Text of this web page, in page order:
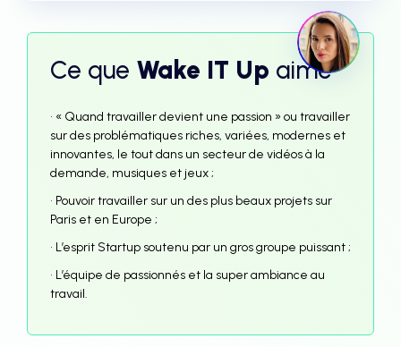
Ce que Wake IT Up aime
• « Quand travailler devient une passion » ou travailler
sur des problématiques riches, variées, modernes et
innovantes, le tout dans un secteur de vidéos à la
demande, musiques et jeux ;
• Pouvoir travailler sur un des plus beaux projets sur
Paris et en Europe ;
• L’esprit Startup soutenu par un gros groupe puissant ;
• L’équipe de passionnés et la super ambiance au
travail.